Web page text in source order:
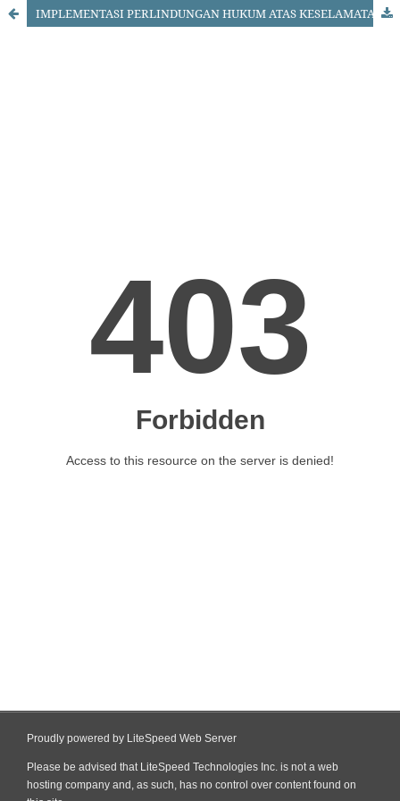
IMPLEMENTASI PERLINDUNGAN HUKUM ATAS KESELAMATAN KERJA PADA PERUSAHAAN JASA KONSTRUKSI (STUDI DI PT. SASMITO)